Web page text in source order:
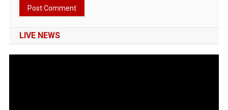
LIVE NEWS